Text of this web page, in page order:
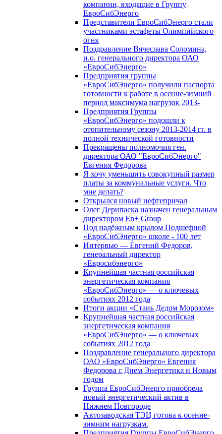
компании, входящие в Группу
ЕвроСибЭнерго
Представители ЕвроСибЭнерго стали
участниками эстафеты Олимпийского
огня
Поздравление Вячеслава Соломина,
и.о. генерального директора ОАО
«ЕвроСибЭнерго»
Предприятия группы
«ЕвроСибЭнерго» получили паспорта
готовности к работе в осенне-зимний
период максимума нагрузок 2013-
Предприятия Группы
«ЕвроСибЭнерго» подошли к
отопительному сезону 2013-2014 гг. в
полной технической готовности
Прекращены полномочия ген.
директора ОАО "ЕвроСибЭнерго"
Евгения Федорова
Я хочу уменьшить совокупный размер
платы за коммунальные услуги. Что
мне делать?
Открылся новый нефтепричал
Олег Дерипаска назначен генеральным
директором En+ Group
Под надёжным крылом Подшефной
«ЕвроСибЭнерго» школе - 100 лет
Интервью — Евгений Федоров,
генеральный директор
«Евросибэнерго»
Крупнейшая частная российская
энергетическая компания
«ЕвроСибЭнерго» — о ключевых
событиях 2012 года
Итоги акции «Стань Дедом Морозом»
Крупнейшая частная российская
энергетическая компания
«ЕвроСибЭнерго» — о ключевых
событиях 2012 года
Поздравление генерального директора
ОАО «ЕвроСибЭнерго» Евгения
Федорова с Днем Энергетика и Новым
годом
Группа ЕвроСибЭнерго приобрела
новый энергетический актив в
Нижнем Новгороде
Автозаводская ТЭЦ готова к осенне-
зимним нагрузкам.